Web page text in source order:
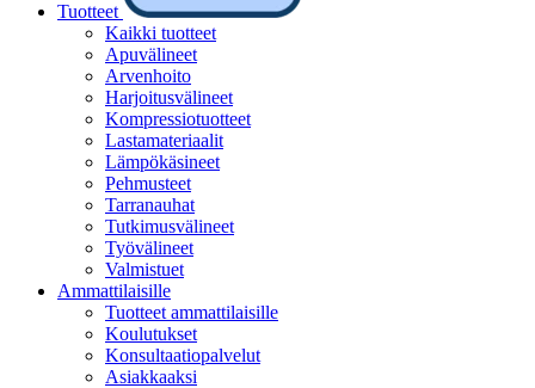
Tuotteet
Kaikki tuotteet
Apuvälineet
Arvenhoito
Harjoitusvälineet
Kompressiotuotteet
Lastamateriaalit
Lämpökäsineet
Pehmusteet
Tarranauhat
Tutkimusvälineet
Työvälineet
Valmistuet
Ammattilaisille
Tuotteet ammattilaisille
Koulutukset
Konsultaatiopalvelut
Asiakkaaksi